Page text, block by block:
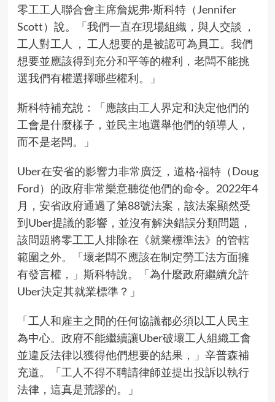
零工工人聯合會主席詹妮弗·斯科特（Jennifer
Scott）說。「我們一直在現場組織，與人交談 ，
工人對工人 ， 工人想要的是被認可為員工。我們
想要並應該得到充分和平等的權利，老闆不能挑
選我們有權選擇哪些權利。」
斯科特補充說：「應該由工人界定和決定他們的
工會是什麼樣子，並民主地選舉他們的領導人，
而不是老闆。」
Uber在安省的影響力非常廣泛，道格·福特（Doug
Ford）的政府非常樂意聽從他們的命令。2022年4
月，安省政府通過了第88號法案，該法案顯然受
到Uber提議的影響，並沒有解決錯誤分類問題，
該問題將零工工人排除在《就業標準法》的管轄
範圍之外。「壞老闆不應該在制定勞工法方面擁
有發言權，」斯科特說。「為什麼政府繼續允許
Uber決定其就業標準？」
「工人和雇主之間的任何協議都必須以工人民主
為中心。政府不能繼續讓Uber破壞工人組織工會
並違反法律以獲得他們想要的結果，」辛普森補
充道。「工人不得不聘請律師並提出投訴以執行
法律，這真是荒謬的。」